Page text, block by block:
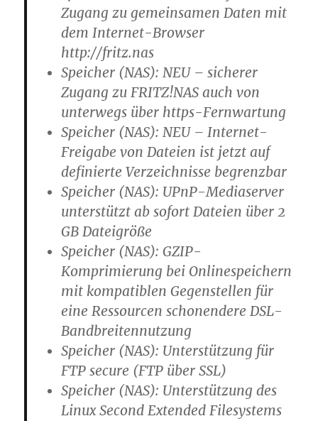
Zugang zu gemeinsamen Daten mit
dem Internet-Browser
http://fritz.nas
Speicher (NAS): NEU – sicherer
Zugang zu FRITZ!NAS auch von
unterwegs über https-Fernwartung
Speicher (NAS): NEU – Internet-
Freigabe von Dateien ist jetzt auf
definierte Verzeichnisse begrenzbar
Speicher (NAS): UPnP-Mediaserver
unterstützt ab sofort Dateien über 2
GB Dateigröße
Speicher (NAS): GZIP-
Komprimierung bei Onlinespeichern
mit kompatiblen Gegenstellen für
eine Ressourcen schonendere DSL-
Bandbreitennutzung
Speicher (NAS): Unterstützung für
FTP secure (FTP über SSL)
Speicher (NAS): Unterstützung des
Linux Second Extended Filesystems